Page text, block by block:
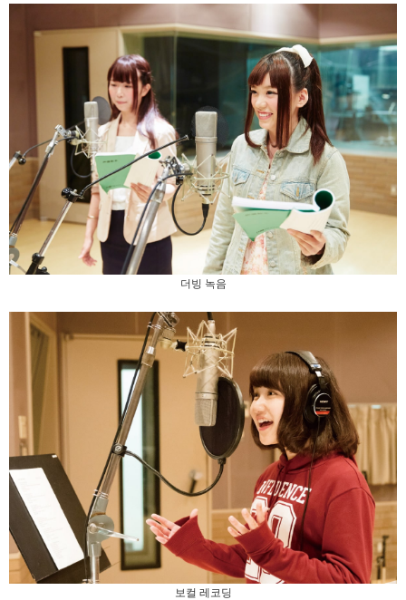
더빙 녹음
보컬 레코딩